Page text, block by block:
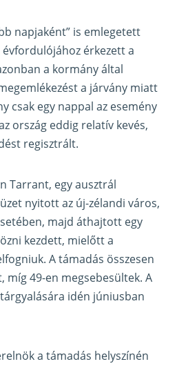
napjaként” is emlegetett
érkezett a
a kormány által
a járvány miatt
csak egy nappal az esemény
ország eddig relatív kevés,
regisztrált.
Tarrant, egy ausztrál
nyitott az új-zélandi város,
majd áthajtott egy
kezdett, mielőtt a
A támadás összesen
míg 49-en megsebesültek. A
idén júniusban
a támadás helyszínén